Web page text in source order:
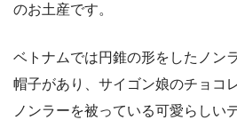
のお土産です。
ベトナムでは円錐の形をしたノン
帽子があり、サイゴン娘のチョコ
ノンラーを被っている可愛らしい